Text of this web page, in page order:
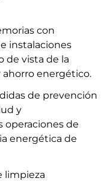
con
instalaciones
de vista de la
ahorro energético.
de prevención
y
operaciones de
energética de
limpieza